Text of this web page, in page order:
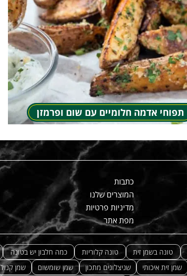
תפוחי אדמה חלומיים עם שום ופרמזן
כתבות
המוצרים שלנו
מדיניות פרטיות
מפת אתר
טונה בשמן זית טונה קלוריות כמה חלבון יש בטונה
שמן זית איכותי שניצלונים מתכון שמן שומשום שמן